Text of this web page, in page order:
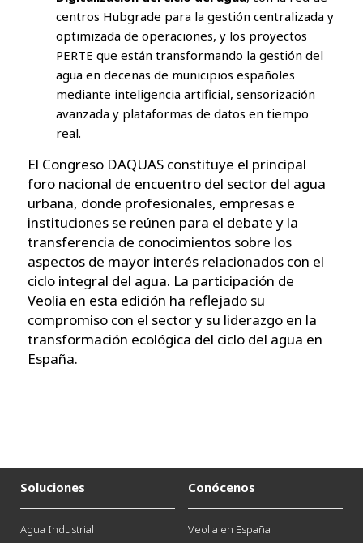
centros Hubgrade para la gestión centralizada y
optimizada de operaciones, y los proyectos
PERTE que están transformando la gestión del
agua en decenas de municipios españoles
mediante inteligencia artificial, sensorización
avanzada y plataformas de datos en tiempo
real.
El Congreso DAQUAS constituye el principal
foro nacional de encuentro del sector del agua
urbana, donde profesionales, empresas e
instituciones se reúnen para el debate y la
transferencia de conocimientos sobre los
aspectos de mayor interés relacionados con el
ciclo integral del agua. La participación de
Veolia en esta edición ha reflejado su
compromiso con el sector y su liderazgo en la
transformación ecológica del ciclo del agua en
España.
Soluciones
Agua Industrial
Conócenos
Veolia en España